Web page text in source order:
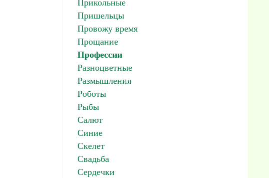
Прикольные
Пришельцы
Провожу время
Прощание
Профессии
Разноцветные
Размышления
Роботы
Рыбы
Салют
Синие
Скелет
Свадьба
Сердечки